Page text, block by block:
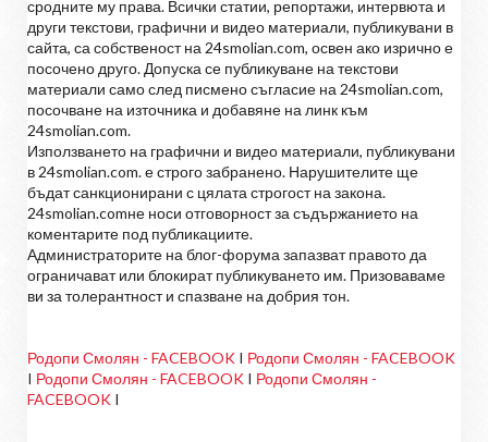
сродните му права. Всички статии, репортажи, интервюта и
други текстови, графични и видео материали, публикувани в
сайта, са собственост на 24smolian.com, освен ако изрично е
посочено друго. Допуска се публикуване на текстови
материали само след писмено съгласие на 24smolian.com,
посочване на източника и добавяне на линк към
24smolian.com.
Използването на графични и видео материали, публикувани
в 24smolian.com. е строго забранено. Нарушителите ще
бъдат санкционирани с цялата строгост на закона.
24smolian.comне носи отговорност за съдържанието на
коментарите под публикациите.
Администраторите на блог-форума запазват правото да
ограничават или блокират публикуването им. Призоваваме
ви за толерантност и спазване на добрия тон.
Родопи Смолян - FACEBOOK I Родопи Смолян - FACEBOOK
I Родопи Смолян - FACEBOOK I Родопи Смолян -
FACEBOOK I